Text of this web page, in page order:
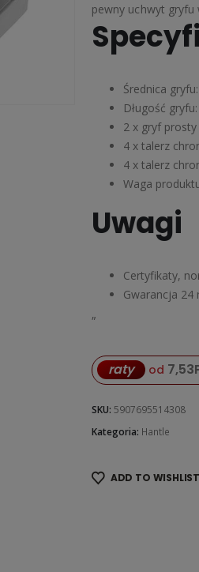
pewny uchwyt gryfu
Średnica
Długość
2 x gryf prosty
4 x talerz
4 x talerz
Waga
Uwagi
Certyfikaty,
Gwarancja 24
„
raty od 7,53
SKU: 5907695514308
Kategoria: Hantle
ADD TO WISHLIST